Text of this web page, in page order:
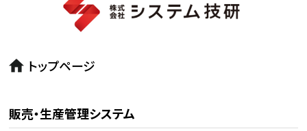
トップページ
販売・生産管理システム